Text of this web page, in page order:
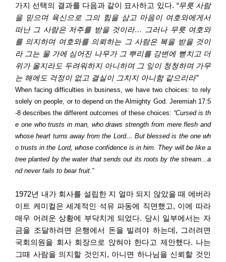
가지 선택의 결과를 다음과 같이 묘사하고 있다. “무릇 사람
을 믿으며 육신으로 그의 힘을 삼고 마음이 여호와에게서
떠난 그 사람은 저주를 받을 것이라…
그러나 무릇 여호와
를 의지하며 여호와를 의뢰하는 그 사람은 복을 받을 것이
라 그는 물 가에 심어진 나무가 그 뿌리를 강변에 뻗치고 더
위가 올지라도 두려워하지 아니하며 그 잎이 청청하며 가무
는 해에도 걱정이 없고 결실이 그치지 아니함 같으리라”
When facing difficulties in business, we have two choices: to rely
solely on people, or to depend on the Almighty God. Jeremiah 17:5
-8 describes the different outcomes of these choices: “Cursed is th
e one who trusts in man, who draws strength from mere flesh and
whose heart turns away from the Lord… But blessed is the one wh
o trusts in the Lord, whose confidence is in him. They will be like a
tree planted by the water that sends out its roots by the stream...a
nd never fails to bear fruit.”
1972년 내가 회사를 설립한 지 얼마 되지 않았을 때 에버라
이트 케미컬은 세계적인 석유 파동에 직면했고, 이에 따라
매우 어려운 상황에 부닥치게 되었다. 당시 일부에서는 자
금을 조달하려면 은행에서 돈을 빌려야 하는데 , 그러려면
국회의원을 회사 회장으로 앉혀야 한다고 제안했다. 나는
그때 사람을 의지할 것인지 , 아니면 하나님을 신뢰할 것인